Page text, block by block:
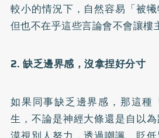
較小的情況下，自然容易「被
但也不在乎這些言論會不會讓樓
2. 缺乏邊界感，沒拿捏好分寸
如果同事缺乏邊界感，那這種
生，不論是神經大條還是自以